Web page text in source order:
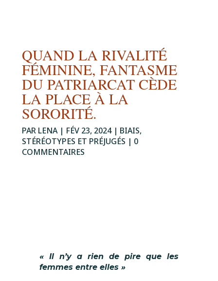
QUAND LA RIVALITÉ
FÉMININE, FANTASME
DU PATRIARCAT CÈDE
LA PLACE À LA
SORORITÉ.
PAR LENA| FÉV 23, 2024| BIAIS,
STÉRÉOTYPES ET PRÉJUGÉS | 0
COMMENTAIRES
« Il n’y a rien de pire que les
femmes entre elles »